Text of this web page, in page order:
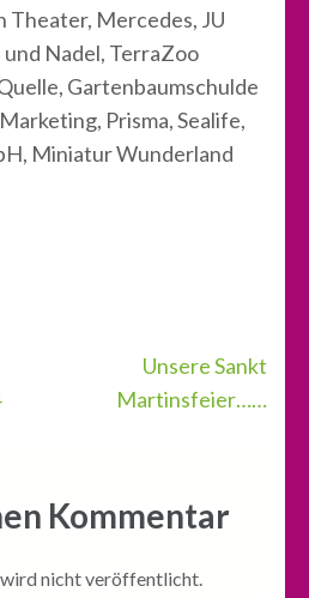
Theater, Mercedes, JU
und Nadel, TerraZoo
Gartenbaumschulde
Prisma, Sealife,
Miniatur Wunderland
Unsere Sankt
Martinsfeier……
Kommentar
nicht veröffentlicht.